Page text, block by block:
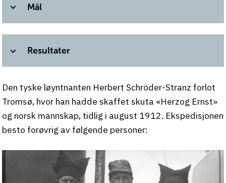
Mål
Resultater
Den tyske løyntnanten Herbert Schröder-Stranz forlot
Tromsø, hvor han hadde skaffet skuta «Herzog Ernst»
og norsk mannskap, tidlig i august 1912. Ekspedisjonen
besto forøvrig av følgende personer: